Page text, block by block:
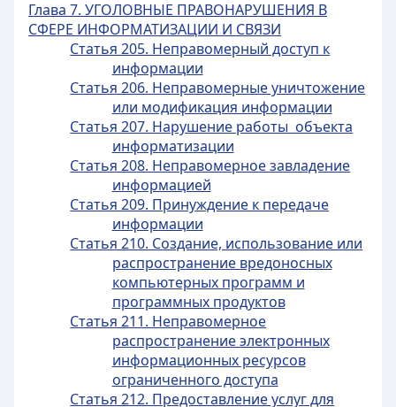
Глава 7. УГОЛОВНЫЕ ПРАВОНАРУШЕНИЯ В
СФЕРЕ ИНФОРМАТИЗАЦИИ И СВЯЗИ
Статья 205. Неправомерный доступ к
информации
Статья 206. Неправомерные уничтожение
или модификация информации
Статья 207. Нарушение работы объекта
информатизации
Статья 208. Неправомерное завладение
информацией
Статья 209. Принуждение к передаче
информации
Статья 210. Создание, использование или
распространение вредоносных
компьютерных программ и
программных продуктов
Статья 211. Неправомерное
распространение электронных
информационных ресурсов
ограниченного доступа
Статья 212. Предоставление услуг для